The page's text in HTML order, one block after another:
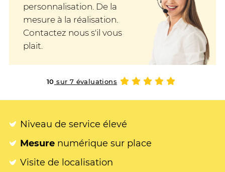
personnalisation. De la
mesure à la réalisation.
Contactez nous s'il vous
plait.
10 sur 7 évaluations
Niveau de service élevé
Mesure numérique sur place
Visite de localisation